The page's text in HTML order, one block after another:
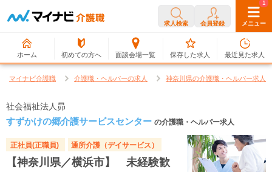
求人検索 会員登録 メニュー
ホーム 初めての方へ 面談会場一覧
0
保存した求人
1
最近見た求人
マイナビ介護職 介護職・ヘルパーの求人 神奈川県の介護職・ヘルパー求人
社会福祉法人昴
すずかけの郷介護サービスセンター の介護職・ヘルパー求人
正社員(正職員) 通所介護（デイサービス）
【神奈川県／横浜市】 未経験歓